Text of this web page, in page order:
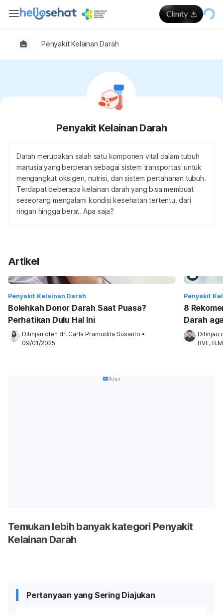
Penyakit Kelainan Darah
Penyakit Kelainan Darah
Darah merupakan salah satu komponen vital dalam tubuh
manusia yang berperan sebagai sistem transportasi untuk
mengangkut oksigen, nutrisi, dan sistem pertahanan tubuh.
Terdapat beberapa kelainan darah yang bisa membuat
seseorang mengalami kondisi kesehatan tertentu, dari
ringan hingga berat. Apa saja?
Artikel
Penyakit Kelainan Darah
Bolehkah Donor Darah Saat Puasa?
Perhatikan Dulu Hal Ini
Ditinjau oleh dr. Carla Pramudita Susanto •
09/01/2025
Penyakit
8
Darah
Ditinjau
BVE,
Iklan
Temukan lebih banyak kategori Penyakit
Kelainan Darah
Pertanyaan yang Sering Diajukan